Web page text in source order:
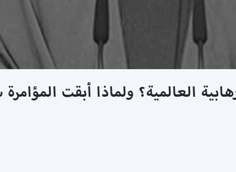
العالمية؟ ولماذا أبقت